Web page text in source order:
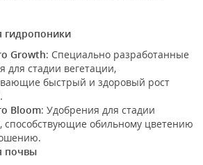
гидропоники
Growth: Специально разработанные
для стадии вегетации,
быстрый и здоровый рост
Bloom: Удобрения для стадии
способствующие обильному цветению
почвы